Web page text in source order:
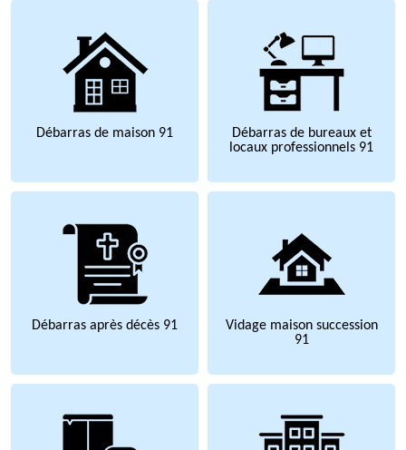
Débarras de maison 91
Débarras de bureaux et
locaux professionnels 91
Débarras après décès 91
Vidage maison succession
91